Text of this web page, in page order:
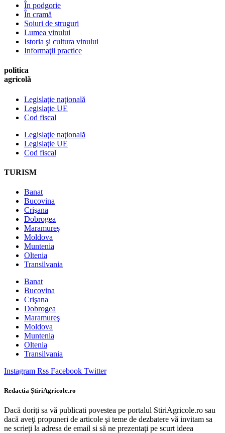
În podgorie
În cramă
Soiuri de struguri
Lumea vinului
Istoria şi cultura vinului
Informaţii practice
politica
agricolă
Legislaţie naţională
Legislaţie UE
Cod fiscal
Legislaţie naţională
Legislaţie UE
Cod fiscal
TURISM
Banat
Bucovina
Crişana
Dobrogea
Maramureş
Moldova
Muntenia
Oltenia
Transilvania
Banat
Bucovina
Crişana
Dobrogea
Maramureş
Moldova
Muntenia
Oltenia
Transilvania
Instagram Rss Facebook Twitter
Redactia ŞtiriAgricole.ro
Dacă doriţi sa vă publicati povestea pe portalul StiriAgricole.ro sau
dacă aveţi propuneri de articole şi teme de dezbatere vă invitam sa
ne scrieţi la adresa de email si să ne prezentaţi pe scurt ideea